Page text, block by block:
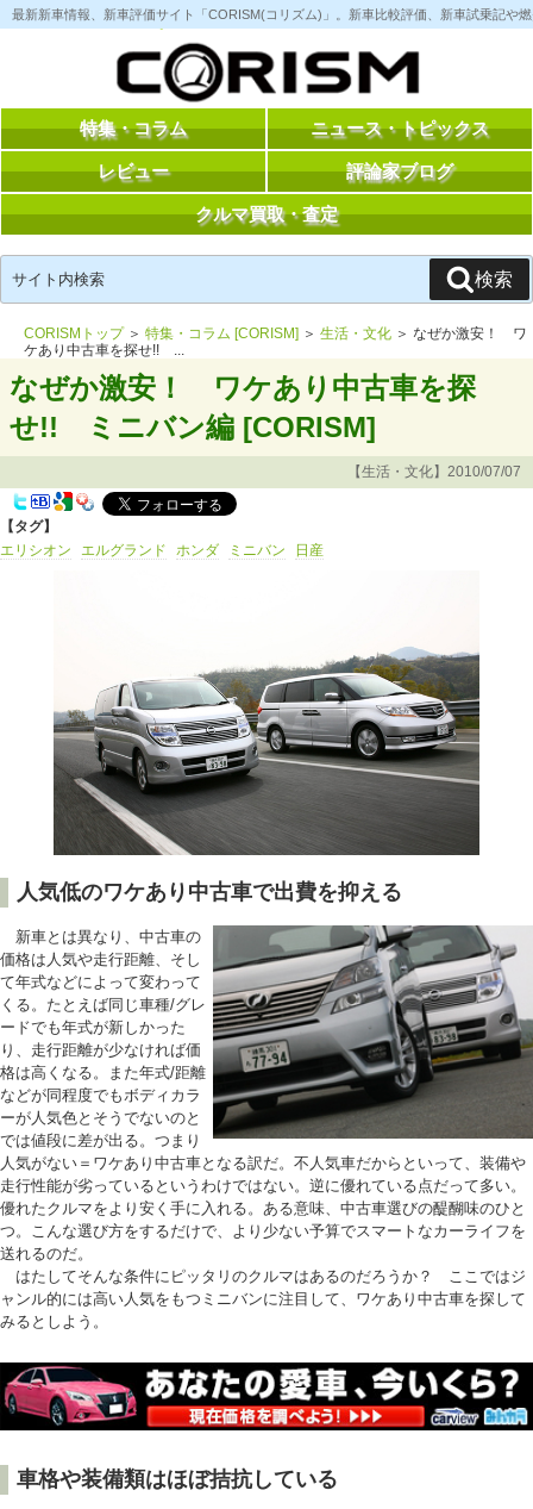
コ
ン
へ
最新新車情報、新車評価サイト「CORISM(コリズム)」。新車比較評価、新車試乗記や
特集・コラム ニュース・トピックス
レビュー 評論家ブログ
クルマ買取・査定
索:
検索
CORISMトップ＞ 特集・コラム [CORISM] ＞ 生活・文化 ＞ なぜか激安！ ワ
ケあり中古車を探せ!! ...
なぜか激安！ ワケあり中古車を探
せ!! ミニバン編 [CORISM]
【生活・文化】2010/07/07
【タグ】
エリシオン
エルグランド ホンダ ミニバン 日産
人気低のワケあり中古車で出費を抑える
新車とは異なり、中古車の
価格は人気や走行距離、そし
て年式などによって変わって
くる。たとえば同じ車種/グレ
ードでも年式が新しかった
り、走行距離が少なければ価
格は高くなる。また年式/距離
などが同程度でもボディカラ
ーが人気色とそうでないのと
では値段に差が出る。つまり
人気がない＝ワケあり中古車となる訳だ。不人気車だからといって、装備や
走行性能が劣っているというわけではない。逆に優れている点だって多い。
優れたクルマをより安く手に入れる。ある意味、中古車選びの醍醐味のひと
つ。こんな選び方をするだけで、より少ない予算でスマートなカーライフを
送れるのだ。
はたしてそんな条件にピッタリのクルマはあるのだろうか？ ここではジ
ャンル的には高い人気をもつミニバンに注目して、ワケあり中古車を探して
みるとしよう。
車格や装備類はほぼ拮抗している